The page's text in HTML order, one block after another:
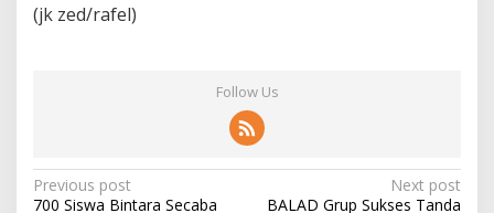
(jk zed/rafel)
Follow Us
P
Previous post
700 Siswa Bintara Secaba
Next post
BALAD Grup Sukses Tanda